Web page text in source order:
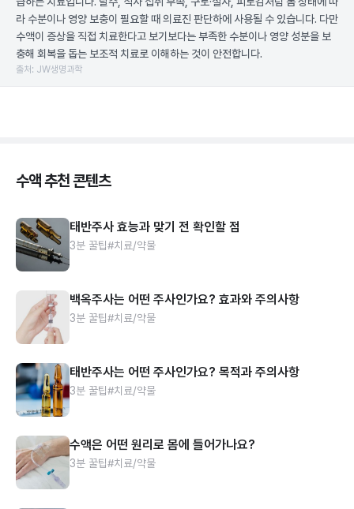
라 수분이나 영양 보충이 필요할 때 의료진 판단하에 사용될 수 있습니다. 다만
수액이 증상을 직접 치료한다고 보기보다는 부족한 수분이나 영양 성분을 보
충해 회복을 돕는 보조적 치료로 이해하는 것이 안전합니다.
출처: JW생명과학
수액 추천 콘텐츠
태반주사 효능과 맞기 전 확인할 점
3분 꿀팁#치료/약물
백옥주사는 어떤 주사인가요? 효과와 주의사항
3분 꿀팁#치료/약물
태반주사는 어떤 주사인가요? 목적과 주의사항
3분 꿀팁#치료/약물
수액은 어떤 원리로 몸에 들어가나요?
3분 꿀팁#치료/약물